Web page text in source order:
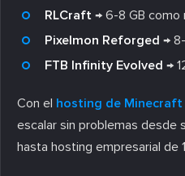
RLCraft → 6-8 GB como
Pixelmon Reforged →
FTB Infinity Evolved →
Con el hosting de
escalar sin problemas desde
hasta hosting empresarial de